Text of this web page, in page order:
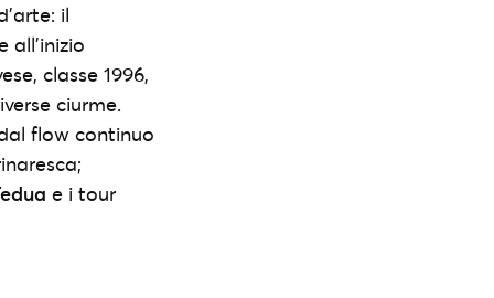
il
all’inizio
classe 1996,
ciurme.
flow continuo
e i tour